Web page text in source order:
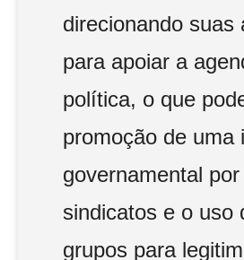
direcionando suas
para apoiar a
política, o que
promoção de uma
governamental
sindicatos e o uso
grupos para